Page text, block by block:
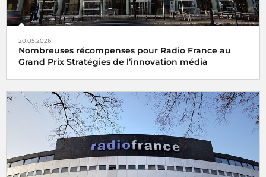
20.05.2026
Nombreuses récompenses pour Radio France au
Grand Prix Stratégies de l’innovation média